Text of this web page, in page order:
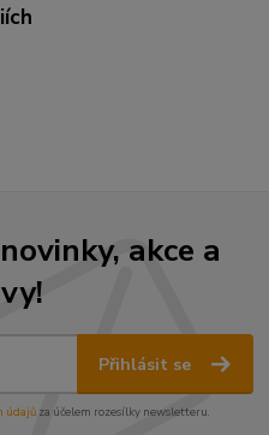
akce a
Přihlásit se
údajůza účelem rozesílky newsletteru.